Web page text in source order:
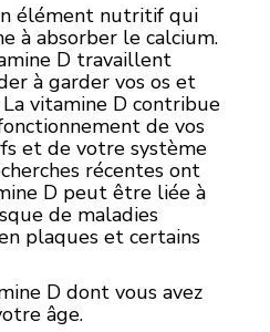
élément nutritif qui
à absorber le calcium.
D travaillent
à garder vos os et
vitamine D contribue
de vos
et de votre système
récentes ont
D peut être liée à
de maladies
plaques et certains
D dont vous avez
âge.